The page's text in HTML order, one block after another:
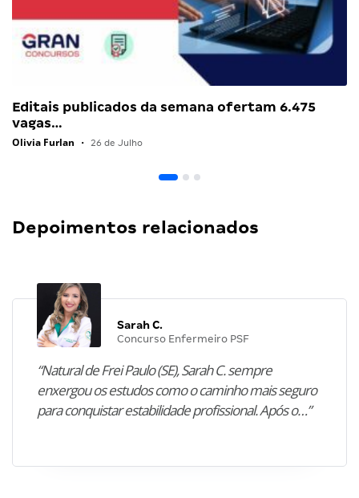
Editais publicados da semana ofertam 6.475
vagas…
Olivia Furlan • 26 de Julho
Depoimentos relacionados
Sarah C.
Concurso Enfermeiro PSF
“Natural de Frei Paulo (SE), Sarah C. sempre
enxergou os estudos como o caminho mais seguro
para conquistar estabilidade profissional. Após o…”